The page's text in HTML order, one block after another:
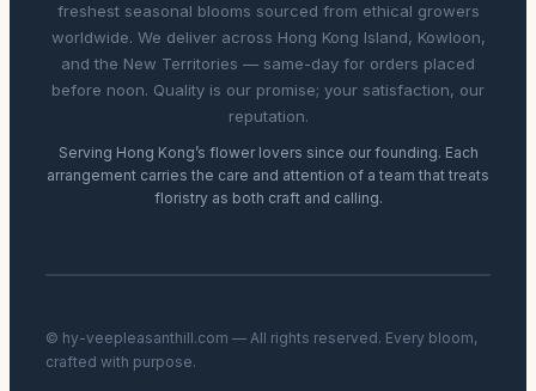
freshest seasonal blooms sourced from ethical growers
worldwide. We deliver across Hong Kong Island, Kowloon,
and the New Territories — same-day for orders placed
before noon. Quality is our promise; your satisfaction, our
reputation.
Serving Hong Kong’s flower lovers since our founding. Each
arrangement carries the care and attention of a team that treats
floristry as both craft and calling.
© hy-veepleasanthill.com — All rights reserved. Every bloom,
crafted with purpose.